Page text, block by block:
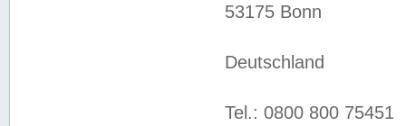
53175 Bonn
Deutschland
Tel.: 0800 800 75451